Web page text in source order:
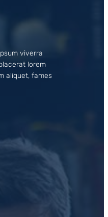
viverra
lorem
aliquet, fames